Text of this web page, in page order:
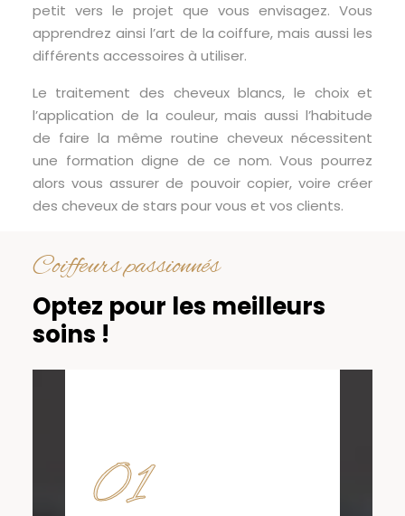
petit vers le projet que vous envisagez. Vous
apprendrez ainsi l’art de la coiffure, mais aussi les
différents accessoires à utiliser.
Le traitement des cheveux blancs, le choix et
l’application de la couleur, mais aussi l’habitude
de faire la même routine cheveux nécessitent
une formation digne de ce nom. Vous pourrez
alors vous assurer de pouvoir copier, voire créer
des cheveux de stars pour vous et vos clients.
Coiffeurs passionnés
Optez pour les meilleurs
soins !
01